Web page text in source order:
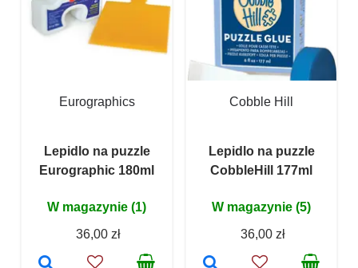
Eurographics
Lepidlo na puzzle
Eurographic 180ml
W magazynie (1)
36,00 zł
Cobble Hill
Lepidlo na puzzle
CobbleHill 177ml
W magazynie (5)
36,00 zł